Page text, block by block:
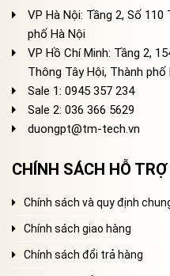
VP Hà Nội: Tầng 2, Số 110
phố Hà Nội
VP Hồ Chí Minh: Tầng 2,
Thông Tây Hội, Thành
Sale 1: 0945 357 234
Sale 2: 036 366 5629
duongpt@tm-tech.vn
CHÍNH SÁCH HỖ TRỢ
Chính sách và quy định
Chính sách giao hàng
Chính sách đổi trả hàng